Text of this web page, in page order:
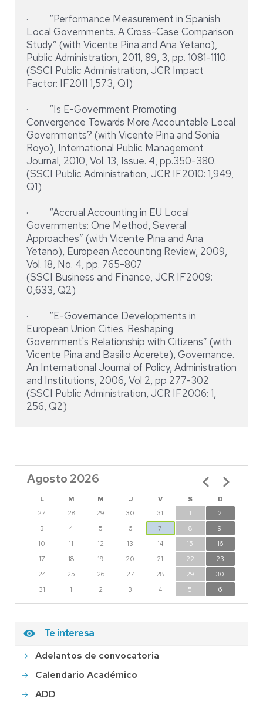
· “Performance Measurement in Spanish
Local Governments. A Cross-Case Comparison
Study” (with Vicente Pina and Ana Yetano),
Public Administration, 2011, 89, 3, pp. 1081-1110.
(SSCI Public Administration, JCR Impact
Factor: IF2011 1,573, Q1)
· “Is E-Government Promoting
Convergence Towards More Accountable Local
Governments? (with Vicente Pina and Sonia
Royo), International Public Management
Journal, 2010, Vol. 13, Issue. 4, pp.350-380.
(SSCI Public Administration, JCR IF2010: 1,949,
Q1)
· “Accrual Accounting in EU Local
Governments: One Method, Several
Approaches” (with Vicente Pina and Ana
Yetano), European Accounting Review, 2009,
Vol. 18, No. 4, pp. 765-807
(SSCI Business and Finance, JCR IF2009:
0,633, Q2)
· “E-Governance Developments in
European Union Cities. Reshaping
Government's Relationship with Citizens” (with
Vicente Pina and Basilio Acerete), Governance.
An International Journal of Policy, Administration
and Institutions, 2006, Vol 2, pp 277-302
(SSCI Public Administration, JCR IF2006: 1,
256, Q2)
Agosto 2026
L M M J V S
D
27
28 29 30 31 1
2
3
4 5 6 7 8
9
10
11 12 13 14 15
16
17
18 19 20 21 22
23
24
25 26 27 28 29
30
31
1 2 3 4 5 6
Paginación
Te interesa
Adelantos de convocatoria
Calendario Académico
ADD